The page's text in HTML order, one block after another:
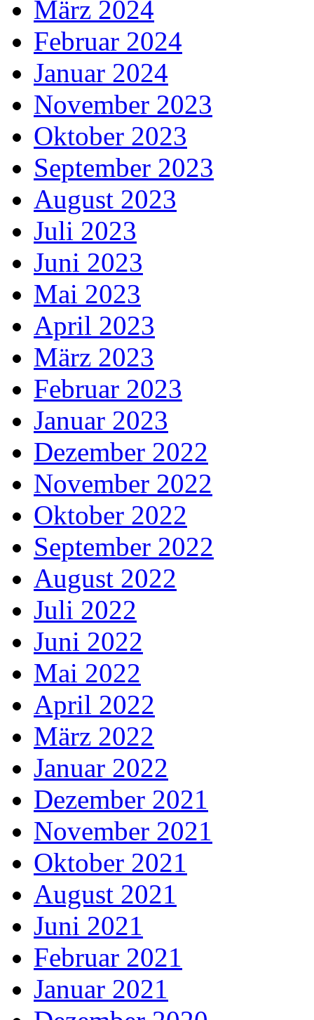
März 2024
Februar 2024
Januar 2024
November 2023
Oktober 2023
September 2023
August 2023
Juli 2023
Juni 2023
Mai 2023
April 2023
März 2023
Februar 2023
Januar 2023
Dezember 2022
November 2022
Oktober 2022
September 2022
August 2022
Juli 2022
Juni 2022
Mai 2022
April 2022
März 2022
Januar 2022
Dezember 2021
November 2021
Oktober 2021
August 2021
Juni 2021
Februar 2021
Januar 2021